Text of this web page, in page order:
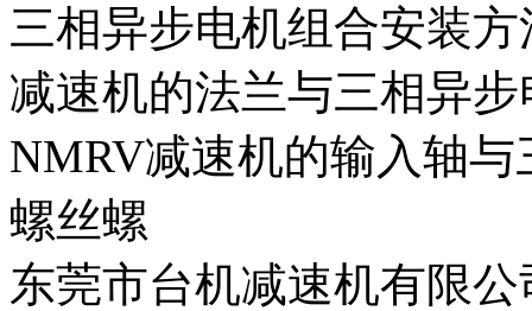
三相异步电机组合安装
减速机的法兰与三相异
NMRV减速机的输入轴
螺丝螺
东莞市台机减速机有限